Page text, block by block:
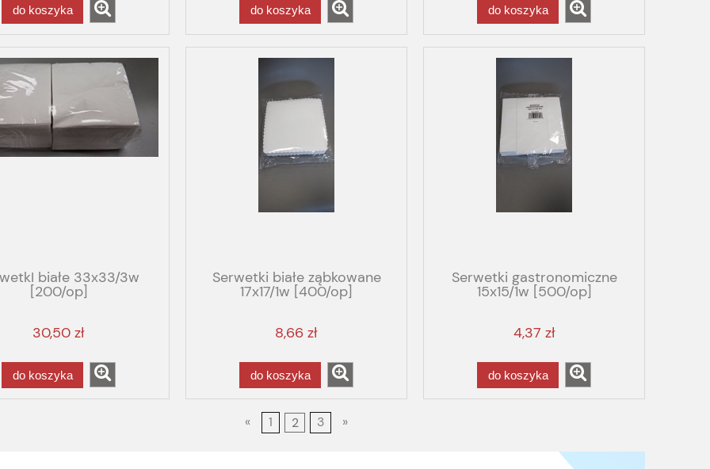
do koszyka do koszyka do koszyka
białe 33x33/3w
[200/op]
30,50 zł
do koszyka
Serwetki białe ząbkowane
17x17/1w [400/op]
8,66 zł
do koszyka
Serwetki gastronomiczne
15x15/1w [500/op]
4,37 zł
do koszyka
« 1 2 3 »